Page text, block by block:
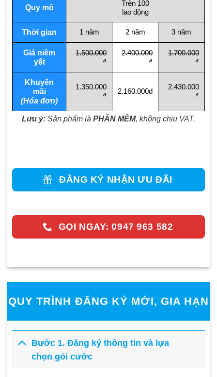
Quy mô
Trên 100
lao động
Thời gian 1 năm 2 năm 3 năm
Giá niêm
yết
1.500.000
₫
2.400.000
₫
1.700.000
₫
Khuyến
mãi
(Hóa đơn)
1.350.000
₫
2.160.000đ
2.430.000
₫
Lưu ý: Sản phẩm là PHẦN MỀM, không chịu VAT.
ĐĂNG KÝ NHẬN ƯU ĐÃI
GỌI NGAY: 0947 963 582
QUY TRÌNH ĐĂNG KÝ MỚI, GIA HẠN
Bước 1. Đăng ký thông tin và lựa
chọn gói cước